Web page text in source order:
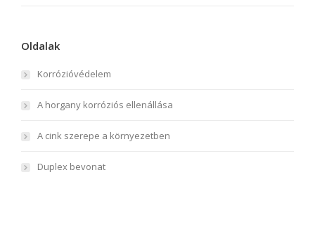
Oldalak
Korrózióvédelem
A horgany korróziós ellenállása
A cink szerepe a környezetben
Duplex bevonat